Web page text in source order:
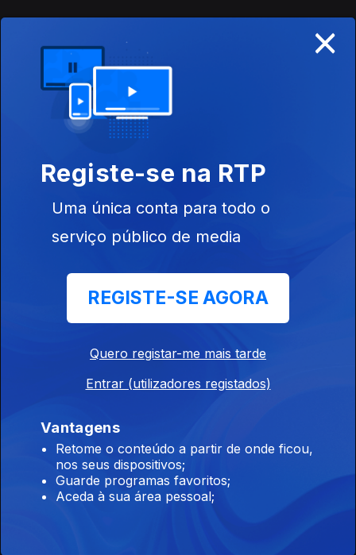
Edição de Tiago Alves Montagem de Jaime
Antunes
Edição de Tiago Alves Montagem de Jaime
Antunes
22 mai. 2019
Edição de Tiago Alves com sonorização de e
montagem de Jaime Antunes
Edição de Tiago Alves com sonorização e
montagem de Jaime Antunes
×
Registe-se na RTP
Uma única conta para todo o
serviço público de media
REGISTE-SE AGORA
Quero registar-me mais tarde
Entrar (utilizadores registados)
Vantagens
Retome o conteúdo a partir de onde ficou,
nos seus dispositivos;
Guarde programas favoritos;
Aceda à sua área pessoal;